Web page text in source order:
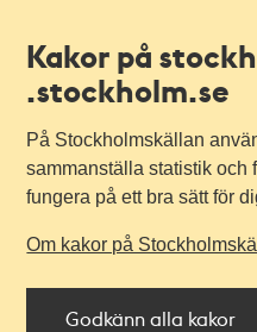
Kakor på
.stockholm.se
På Stockholmskällan
sammanställa statistik och
fungera på ett bra sätt för
Om kakor på
Godkänn alla kakor